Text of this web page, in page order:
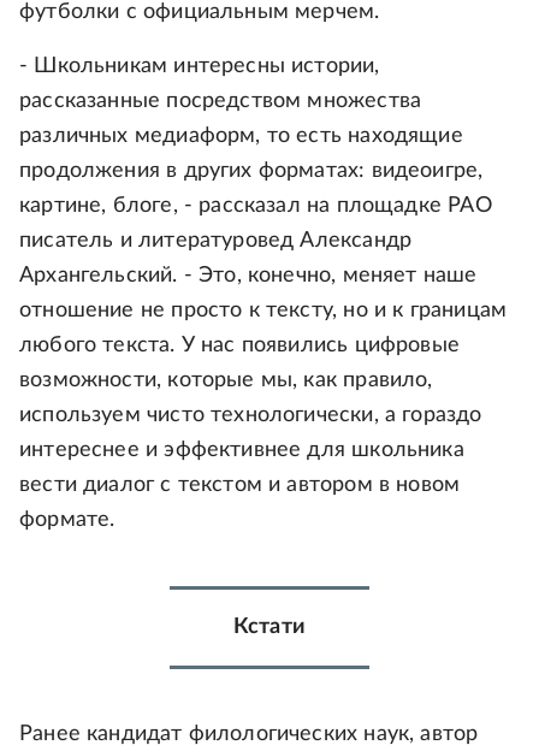
футболки с официальным мерчем.
- Школьникам интересны истории,
рассказанные посредством множества
различных медиаформ, то есть находящие
продолжения в других форматах: видеоигре,
картине, блоге, - рассказал на площадке РАО
писатель и литературовед Александр
Архангельский. - Это, конечно, меняет наше
отношение не просто к тексту, но и к границам
любого текста. У нас появились цифровые
возможности, которые мы, как правило,
используем чисто технологически, а гораздо
интереснее и эффективнее для школьника
вести диалог с текстом и автором в новом
формате.
Кстати
Ранее кандидат филологических наук, автор